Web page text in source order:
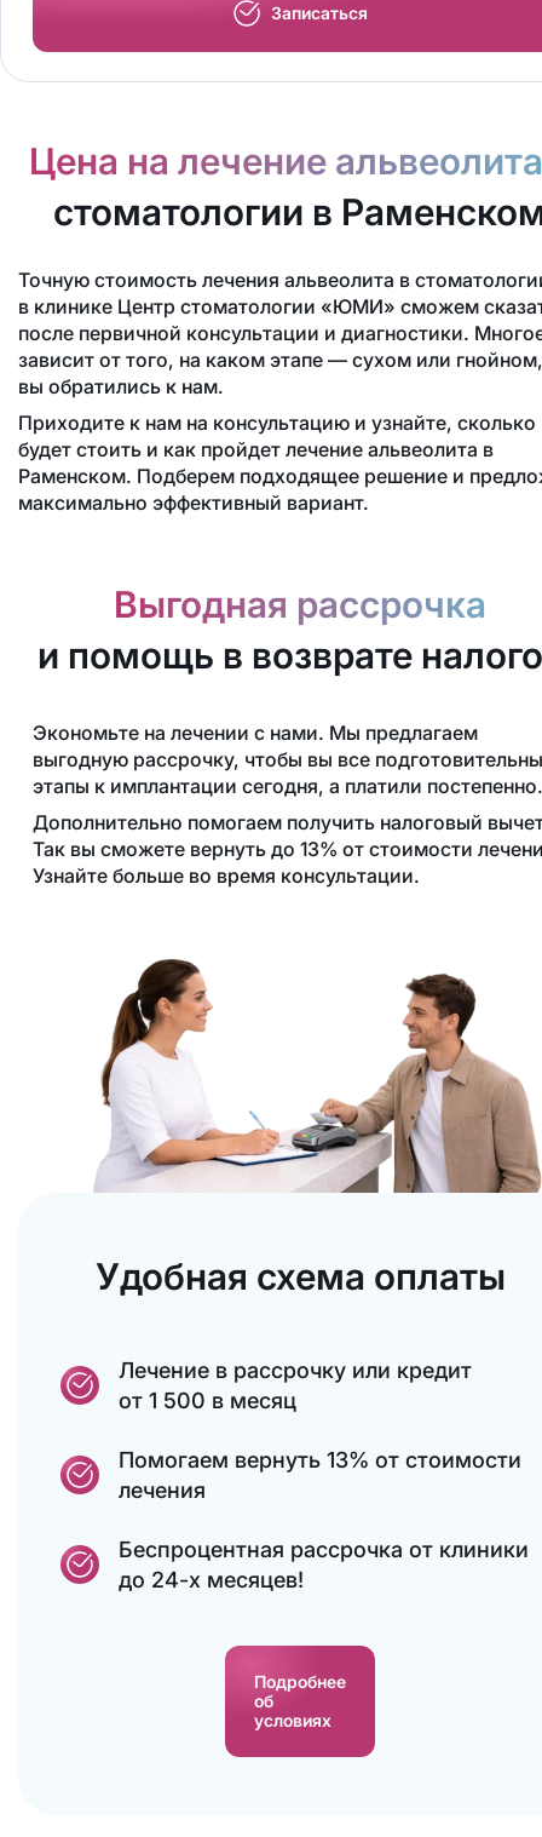
Записаться
Цена на лечение альвеолита
стоматологии в
Точную стоимость лечения альвеолита в
в клинике Центр стоматологии «ЮМИ» сможем
после первичной консультации и диагностики.
зависит от того, на каком этапе — сухом или гнойном,
вы обратились к нам.
Приходите к нам на консультацию и узнайте, сколько
будет стоить и как пройдет лечение альвеолита в
Раменском. Подберем подходящее решение и
максимально эффективный вариант.
Выгодная рассрочка
и помощь в возврате
Экономьте на лечении с нами. Мы предлагаем
выгодную рассрочку, чтобы вы все
этапы к имплантации сегодня, а платили постепенно.
Дополнительно помогаем получить налоговый
Так вы сможете вернуть до 13% от стоимости
Узнайте больше во время консультации.
Удобная схема оплаты
Лечение в рассрочку или кредит
от 1 500 в месяц
Помогаем вернуть 13% от стоимости
лечения
Беспроцентная рассрочка от клиники
до 24-х месяцев!
Подробнее
об
условиях